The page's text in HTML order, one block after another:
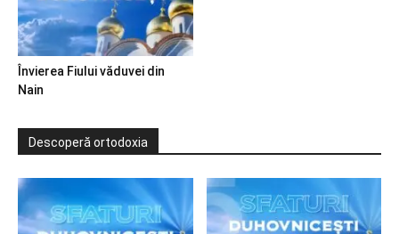
Învierea Fiului văduvei din
Nain
Descoperă ortodoxia